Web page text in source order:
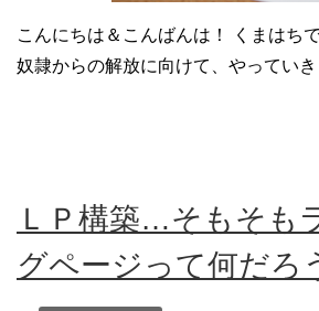
こんにちは＆こんばんは！ くまはち
奴隷からの解放に向けて、やってい
ＬＰ構築…そもそも
グページって何だろ